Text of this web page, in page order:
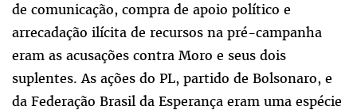
de comunicação, compra de apoio político e
arrecadação ilícita de recursos na pré-campanha
eram as acusações contra Moro e seus dois
suplentes. As ações do PL, partido de Bolsonaro, e
da Federação Brasil da Esperança eram uma espécie